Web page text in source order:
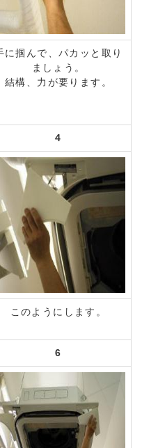
に掴んで、パカッと取り
ましょう。
結構、力が要ります。
4
このようにします。
6